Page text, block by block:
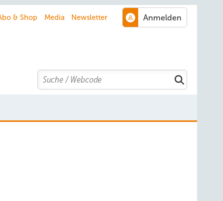
& Shop Media Newsletter
Search